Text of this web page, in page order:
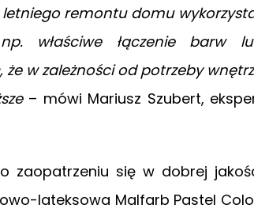
remontu domu
właściwe łączenie barw
w zależności od potrzeby
– mówi Mariusz Szubert,
zaopatrzeniu się w dobrej
lateksowa Malfarb Pastel